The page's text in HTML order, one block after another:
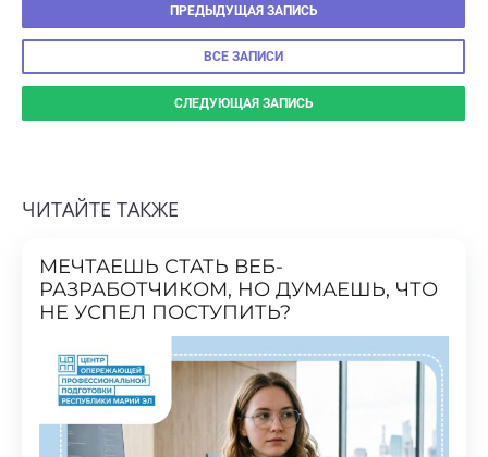
ВСЕ ЗАПИСИ
СЛЕДУЮЩАЯ ЗАПИСЬ
МЕЧТАЕШЬ СТАТЬ ВЕБ-
НЕ УСПЕЛ ПОСТУПИТЬ?